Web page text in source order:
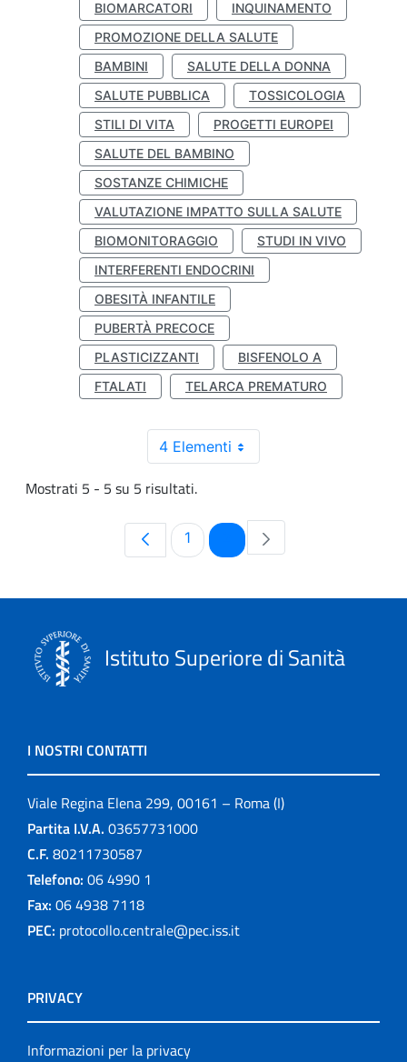
BIOMARCATORI
INQUINAMENTO
PROMOZIONE DELLA SALUTE
BAMBINI
SALUTE DELLA DONNA
SALUTE PUBBLICA
TOSSICOLOGIA
STILI DI VITA
PROGETTI EUROPEI
SALUTE DEL BAMBINO
SOSTANZE CHIMICHE
VALUTAZIONE IMPATTO SULLA SALUTE
BIOMONITORAGGIO
STUDI IN VIVO
INTERFERENTI ENDOCRINI
OBESITÀ INFANTILE
PUBERTÀ PRECOCE
PLASTICIZZANTI
BISFENOLO A
FTALATI
TELARCA PREMATURO
4 Elementi
Mostrati 5 - 5 su 5 risultati.
Pagina
1 Pagina
Istituto Superiore di Sanità
I NOSTRI CONTATTI
Viale Regina Elena 299, 00161 – Roma (I)
Partita I.V.A. 03657731000
C.F. 80211730587
Telefono: 06 4990 1
Fax: 06 4938 7118
PEC: protocollo.centrale@pec.iss.it
PRIVACY
Informazioni per la privacy